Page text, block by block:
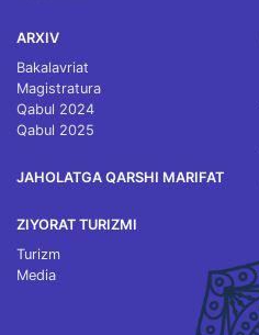
ARXIV
Bakalavriat
Magistratura
Qabul 2024
Qabul 2025
JAHOLATGA QARSHI MARIFAT
ZIYORAT TURIZMI
Turizm
Media